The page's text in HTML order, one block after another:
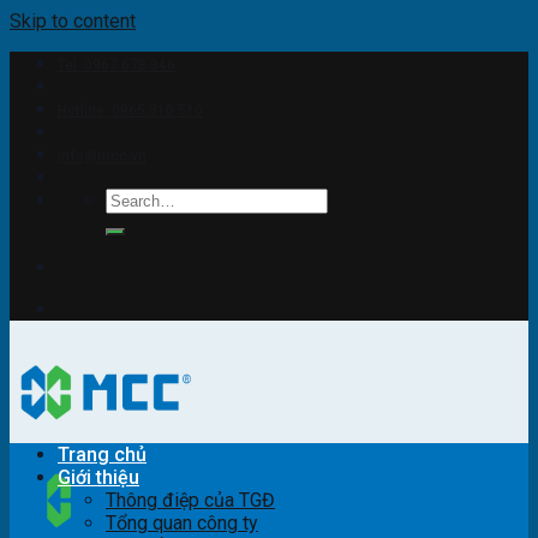
Skip to content
Trang chủ
Giới thiệu
Thông điệp của TGĐ
Tổng quan công ty